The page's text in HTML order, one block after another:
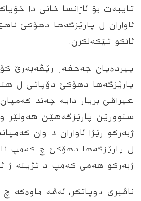
تایبه‌ت بۆ ئاژانسا خانى دا
ئاواران ل پارێزگه‌ها دهۆكێ
ئانكو تێكه‌لكرن.
پیرده‌یان جه‌حفه‌ر رێڤه‌به‌رێ
پارێزگه‌ها دهۆكێ دۆپاتى ل
عیراقێ بریار دایه‌ چه‌ند
سنوورێن پارێزگه‌هێن هه‌ولێر
ژبه‌ركو رێژا ئاواران د وان
ل پارێزگه‌ها دهۆكێ چ كه‌مپ
ژبه‌ركو هه‌مى كه‌مپ د تژینه‌ ژ
ناڤبرى دوپاتكر، ئه‌ڤه‌ ماوه‌كه‌ چ
and choose
Add to Home Screen